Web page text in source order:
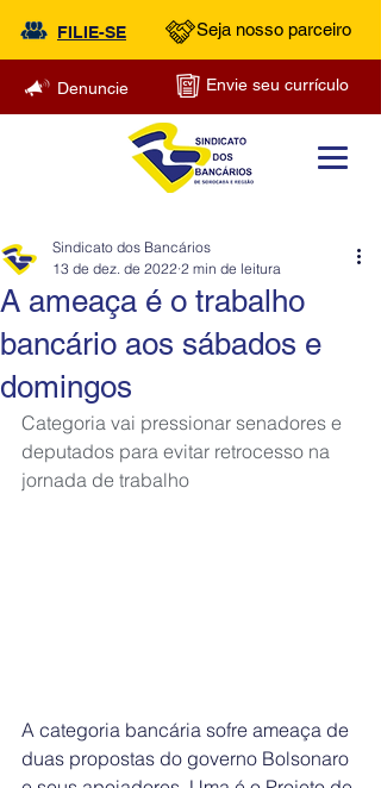
FILIE-SE Seja nosso parceiro
Denuncie Envie seu currículo
A ameaça é o trabalho
bancário aos sábados e
domingos
Sindicato dos Bancários
13 de dez. de 2022 2 min de leitura
Categoria vai pressionar senadores e
deputados para evitar retrocesso na
jornada de trabalho
A categoria bancária sofre ameaça de
duas propostas do governo Bolsonaro